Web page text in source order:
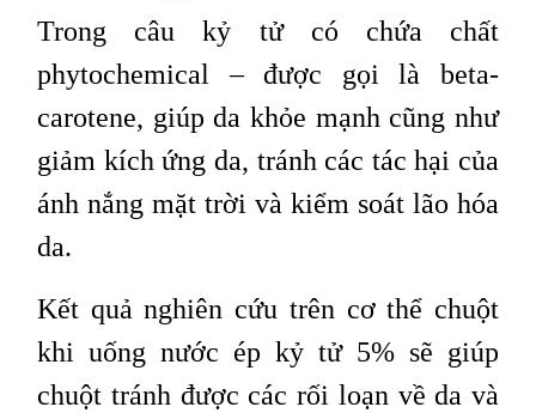
Trong câu kỷ tử có chứa chất
phytochemical – được gọi là beta-
carotene, giúp da khỏe mạnh cũng như
giảm kích ứng da, tránh các tác hại của
ánh nắng mặt trời và kiểm soát lão hóa
da.
Kết quả nghiên cứu trên cơ thể chuột
khi uống nước ép kỷ tử 5% sẽ giúp
chuột tránh được các rối loạn về da và